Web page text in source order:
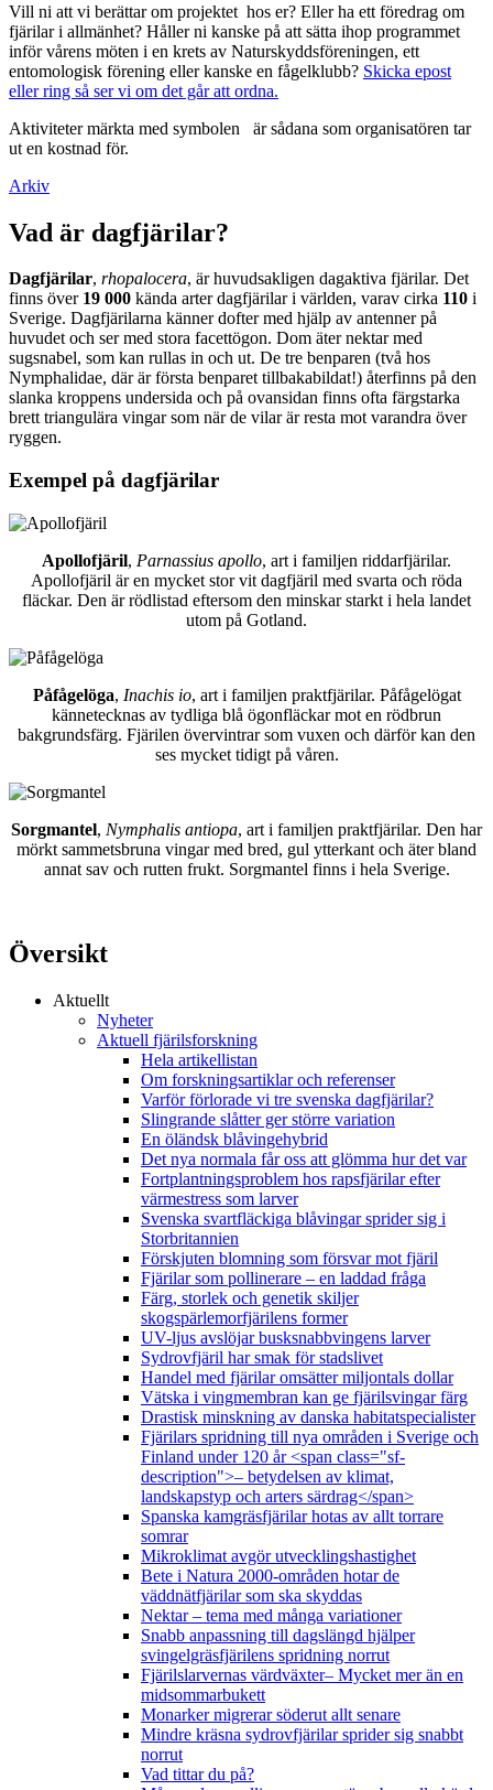
Vill ni att vi berättar om projektet hos er? Eller ha ett föredrag om
fjärilar i allmänhet? Håller ni kanske på att sätta ihop programmet
inför vårens möten i en krets av Naturskyddsföreningen, ett
entomologisk förening eller kanske en fågelklubb? Skicka epost
eller ring så ser vi om det går att ordna.
Aktiviteter märkta med symbolen
är sådana som organisatören tar
ut en kostnad för.
Arkiv
Vad är dagfjärilar?
Dagfjärilar, rhopalocera, är huvudsakligen dagaktiva fjärilar. Det
finns över 19 000 kända arter dagfjärilar i världen, varav cirka 110 i
Sverige. Dagfjärilarna känner dofter med hjälp av antenner på
huvudet och ser med stora facettögon. Dom äter nektar med
sugsnabel, som kan rullas in och ut. De tre benparen (två hos
Nymphalidae, där är första benparet tillbakabildat!) återfinns på den
slanka kroppens undersida och på ovansidan finns ofta färgstarka
brett triangulära vingar som när de vilar är resta mot varandra över
ryggen.
Exempel på dagfjärilar
Apollofjäril, Parnassius apollo, art i familjen riddarfjärilar.
Apollofjäril är en mycket stor vit dagfjäril med svarta och röda
fläckar. Den är rödlistad eftersom den minskar starkt i hela landet
utom på Gotland.
Påfågelöga, Inachis io, art i familjen praktfjärilar. Påfågelögat
kännetecknas av tydliga blå ögonfläckar mot en rödbrun
bakgrundsfärg. Fjärilen övervintrar som vuxen och därför kan den
ses mycket tidigt på våren.
Sorgmantel, Nymphalis antiopa, art i familjen praktfjärilar. Den har
mörkt sammetsbruna vingar med bred, gul ytterkant och äter bland
annat sav och rutten frukt. Sorgmantel finns i hela Sverige.
Översikt
Aktuellt
Nyheter
Aktuell fjärilsforskning
Hela artikellistan
Om forskningsartiklar och referenser
Varför förlorade vi tre svenska dagfjärilar?
Slingrande slåtter ger större variation
En öländsk blåvingehybrid
Det nya normala får oss att glömma hur det var
Fortplantningsproblem hos rapsfjärilar efter
värmestress som larver
Svenska svartfläckiga blåvingar sprider sig i
Storbritannien
Förskjuten blomning som försvar mot fjäril
Fjärilar som pollinerare – en laddad fråga
Färg, storlek och genetik skiljer
skogspärlemorfjärilens former
UV-ljus avslöjar busksnabbvingens larver
Sydrovfjäril har smak för stadslivet
Handel med fjärilar omsätter miljontals dollar
Vätska i vingmembran kan ge fjärilsvingar färg
Drastisk minskning av danska habitatspecialister
Fjärilars spridning till nya områden i Sverige och
Finland under 120 år <span class="sf-
description">– betydelsen av klimat,
landskapstyp och arters särdrag</span>
Spanska kamgräsfjärilar hotas av allt torrare
somrar
Mikroklimat avgör utvecklingshastighet
Bete i Natura 2000-områden hotar de
väddnätfjärilar som ska skyddas
Nektar – tema med många variationer
Snabb anpassning till dagslängd hjälper
svingelgräsfjärilens spridning norrut
Fjärilslarvernas värdväxter– Mycket mer än en
midsommarbukett
Monarker migrerar söderut allt senare
Mindre kräsna sydrovfjärilar sprider sig snabbt
norrut
Vad tittar du på?